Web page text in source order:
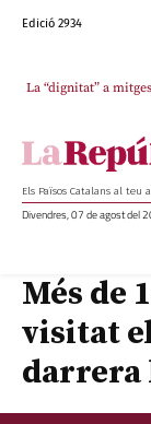
Edició 2934
La “dignitat” a
Els Països Catalans al teu
Divendres, 07 de agost del
Més de
visitat
darrera